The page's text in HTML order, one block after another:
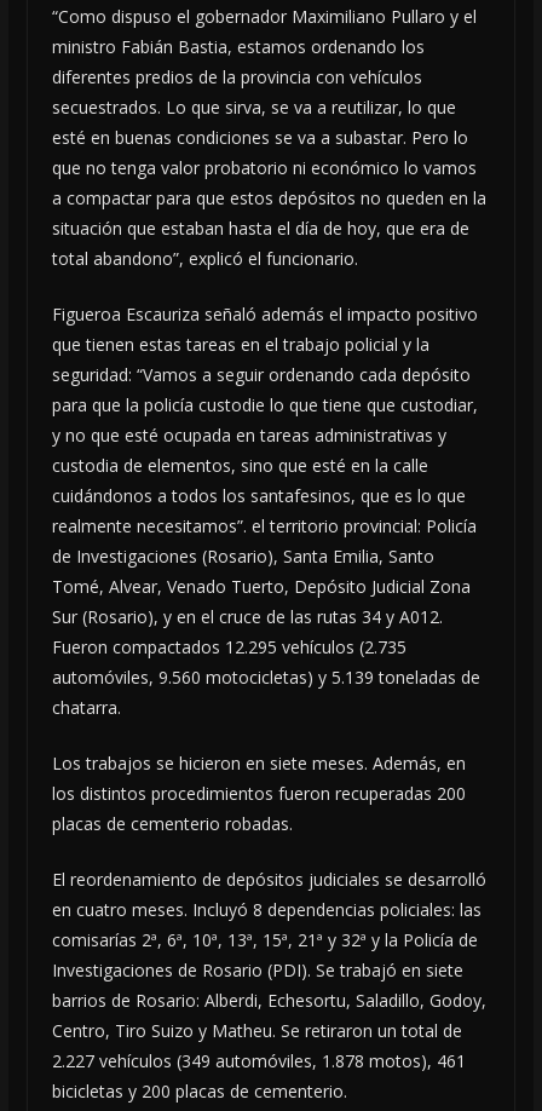
“Como dispuso el gobernador Maximiliano Pullaro y el
ministro Fabián Bastia, estamos ordenando los
diferentes predios de la provincia con vehículos
secuestrados. Lo que sirva, se va a reutilizar, lo que
esté en buenas condiciones se va a subastar. Pero lo
que no tenga valor probatorio ni económico lo vamos
a compactar para que estos depósitos no queden en la
situación que estaban hasta el día de hoy, que era de
total abandono”, explicó el funcionario.
Figueroa Escauriza señaló además el impacto positivo
que tienen estas tareas en el trabajo policial y la
seguridad: “Vamos a seguir ordenando cada depósito
para que la policía custodie lo que tiene que custodiar,
y no que esté ocupada en tareas administrativas y
custodia de elementos, sino que esté en la calle
cuidándonos a todos los santafesinos, que es lo que
realmente necesitamos”. el territorio provincial: Policía
de Investigaciones (Rosario), Santa Emilia, Santo
Tomé, Alvear, Venado Tuerto, Depósito Judicial Zona
Sur (Rosario), y en el cruce de las rutas 34 y A012.
Fueron compactados 12.295 vehículos (2.735
automóviles, 9.560 motocicletas) y 5.139 toneladas de
chatarra.
Los trabajos se hicieron en siete meses. Además, en
los distintos procedimientos fueron recuperadas 200
placas de cementerio robadas.
El reordenamiento de depósitos judiciales se desarrolló
en cuatro meses. Incluyó 8 dependencias policiales: las
comisarías 2ª, 6ª, 10ª, 13ª, 15ª, 21ª y 32ª y la Policía de
Investigaciones de Rosario (PDI). Se trabajó en siete
barrios de Rosario: Alberdi, Echesortu, Saladillo, Godoy,
Centro, Tiro Suizo y Matheu. Se retiraron un total de
2.227 vehículos (349 automóviles, 1.878 motos), 461
bicicletas y 200 placas de cementerio.